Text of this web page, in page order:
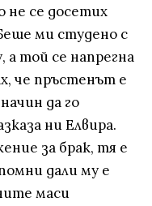
не се досетих
ми студено с
а той се напрегна
че пръстенът е
да го
ни Елвира.
за брак, тя е
дали му е
маси